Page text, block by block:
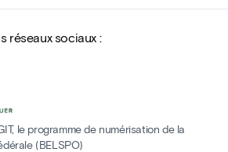
réseaux sociaux :
le programme de numérisation de la
(BELSPO)